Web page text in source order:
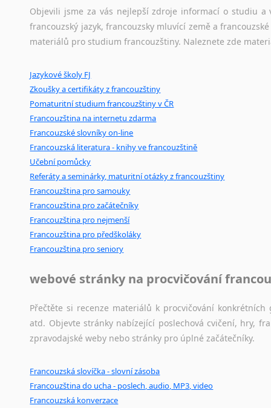
korpusů, jež umožňují třeba vyhledávání slov a slovních
původního zdroje textu.
Mix pomůcek, jež
poradny a pravidla pravopisu nebo
Objevili jsme za vás nejlepší zdroje informací o studiu a
francouzský jazyk, francouzsky mluvící země a
materiálů pro studium francouzštiny. Naleznete zde
Jazykové školy FJ
Zkoušky a certifikáty z francouzštiny
Pomaturitní studium francouzštiny v ČR
Francouzština na internetu zdarma
Francouzské slovníky on-line
Francouzská literatura - knihy ve francouzštině
Učební pomůcky
Referáty a seminárky, maturitní otázky z francouzštiny
Francouzština pro samouky
Francouzština pro začátečníky
Francouzština pro nejmenší
Francouzština pro předškoláky
Francouzština pro seniory
webové stránky na procvičování
Přečtěte si recenze materiálů k procvičování
atd. Objevte stránky nabízející poslechová cvičení, hry,
zpravodajské weby nebo stránky pro úplné začátečníky.
Francouzská slovíčka - slovní zásoba
Francouzština do ucha - poslech, audio, MP3, video
Francouzská konverzace